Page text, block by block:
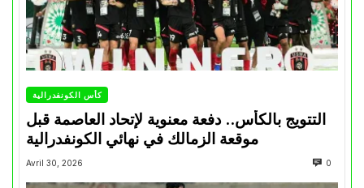
كأس الكونفدرالية
التتويج بالكأس.. دفعة معنوية لإتحاد العاصمة قبل
موقعة الزمالك في نهائي الكونفدرالية
Avril 30, 2026 0